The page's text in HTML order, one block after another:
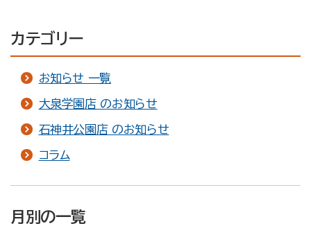
カテゴリー
お知らせ 一覧
大泉学園店 のお知らせ
石神井公園店 のお知らせ
コラム
月別の一覧